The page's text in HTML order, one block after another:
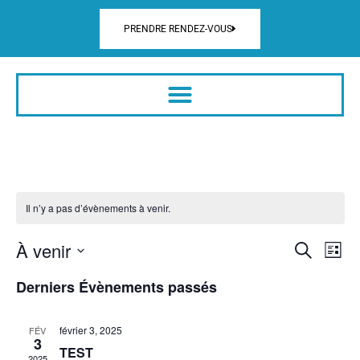
PRENDRE RENDEZ-VOUS
Il n’y a pas d’évènements à venir.
Recherche
Liste
À venir
une
date.
Derniers Évènements passés
FÉV
3
février 3, 2025
TEST